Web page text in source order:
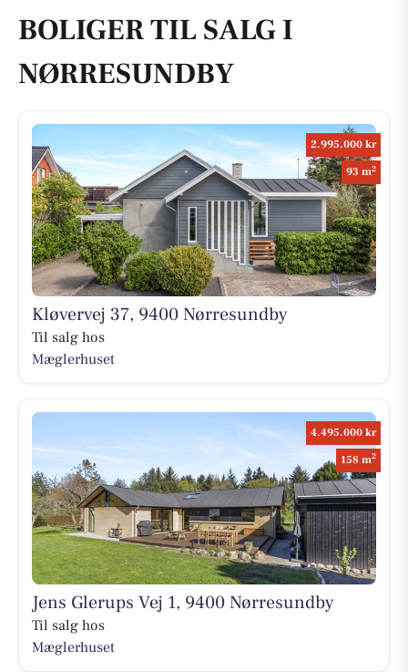
BOLIGER TIL SALG I
NØRRESUNDBY
2.995.000 kr
93 m2
Kløvervej 37, 9400 Nørresundby
Til salg hos
Mæglerhuset
4.495.000 kr
158 m2
Jens Glerups Vej 1, 9400 Nørresundby
Til salg hos
Mæglerhuset